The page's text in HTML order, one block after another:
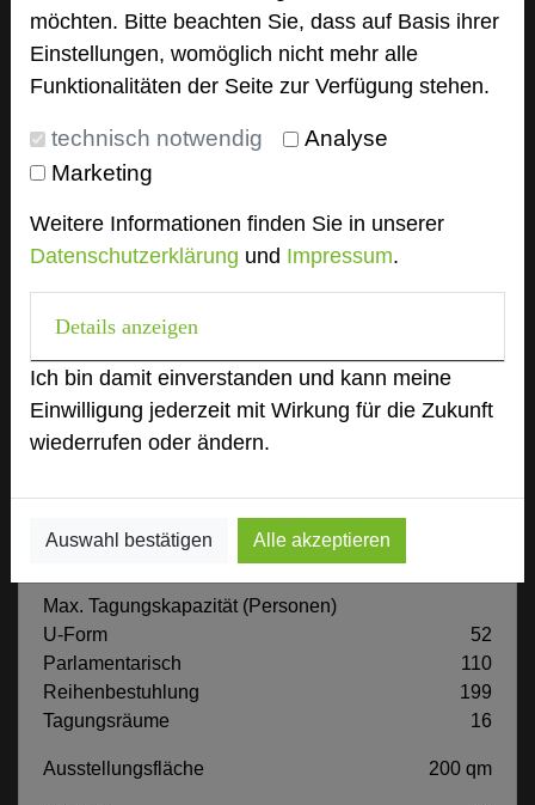
möchten. Bitte beachten Sie, dass auf Basis ihrer
Einstellungen, womöglich nicht mehr alle
Funktionalitäten der Seite zur Verfügung stehen.
technisch notwendig
Analyse
Marketing
Weitere Informationen finden Sie in unserer
Datenschutzerklärung und Impressum.
Details anzeigen
Ich bin damit einverstanden und kann meine
Einwilligung jederzeit mit Wirkung für die Zukunft
wiederrufen oder ändern.
Auswahl bestätigen Alle akzeptieren
language Homepage
add_circle
Bewertung
Tagungsplaner
Hotel bewerten
Hoteldaten
Max. Tagungskapazität (Personen)
U-Form
52
Parlamentarisch
110
Reihenbestuhlung
199
Tagungsräume
16
Ausstellungsfläche 200 qm